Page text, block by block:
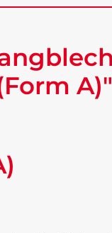
A)"